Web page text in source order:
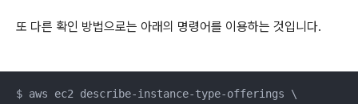
또 다른 확인 방법으로는 아래의 명령어를 이용하는 것입니다.
$ aws ec2 describe-instance-type-offerings \